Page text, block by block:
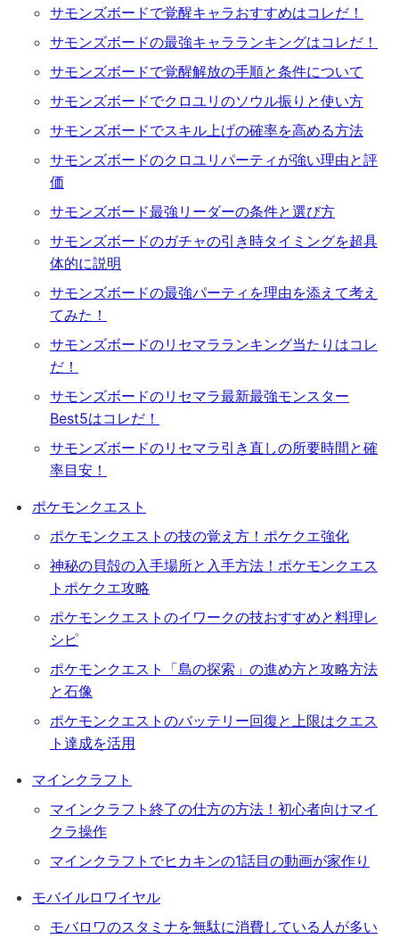
サモンズボードで覚醒キャラおすすめはコレだ！
サモンズボードの最強キャラランキングはコレだ！
サモンズボードで覚醒解放の手順と条件について
サモンズボードでクロユリのソウル振りと使い方
サモンズボードでスキル上げの確率を高める方法
サモンズボードのクロユリパーティが強い理由と評
価
サモンズボード最強リーダーの条件と選び方
サモンズボードのガチャの引き時タイミングを超具
体的に説明
サモンズボードの最強パーティを理由を添えて考え
てみた！
サモンズボードのリセマラランキング当たりはコレ
だ！
サモンズボードのリセマラ最新最強モンスター
Best5はコレだ！
サモンズボードのリセマラ引き直しの所要時間と確
率目安！
ポケモンクエスト
ポケモンクエストの技の覚え方！ポケクエ強化
神秘の貝殻の入手場所と入手方法！ポケモンクエス
トポケクエ攻略
ポケモンクエストのイワークの技おすすめと料理レ
シピ
ポケモンクエスト「島の探索」の進め方と攻略方法
と石像
ポケモンクエストのバッテリー回復と上限はクエス
ト達成を活用
マインクラフト
マインクラフト終了の仕方の方法！初心者向けマイ
クラ操作
マインクラフトでヒカキンの1話目の動画が家作り
モバイルロワイヤル
モバロワのスタミナを無駄に消費している人が多い